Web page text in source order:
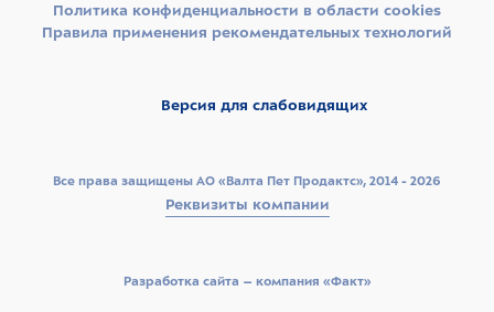
помощью натуральных антиоксидантов. **Источник
углеводов.
Все права защищены АО «Валта Пет Продактс», 2014 - 2026
Реквизиты компании
Политика конфиденциальности в области cookies
Правила применения рекомендательных технологий
Версия для слабовидящих
Разработка сайта –­ компания «Факт»